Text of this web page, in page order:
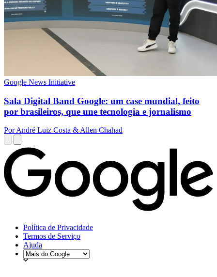
Google News Initiative
Sala Digital Band Google: um case mundial, feito
por brasileiros, que une tecnologia e jornalismo
Por André Luiz Costa & Allen Chahad
Política de Privacidade
Termos de Serviço
Ajuda